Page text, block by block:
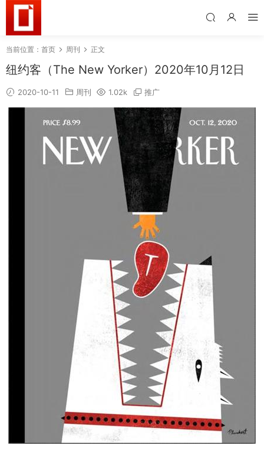
当前位置： 首页 周刊 正文
纽约客（The New Yorker）2020年10月12日
2020-10-11 周刊 1.02k 推广